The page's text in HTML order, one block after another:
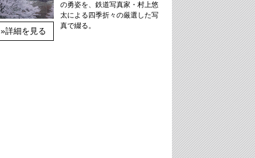
»詳細を見る
の勇姿を、鉄道写真家・村上悠
太による四季折々の厳選した写
真で綴る。